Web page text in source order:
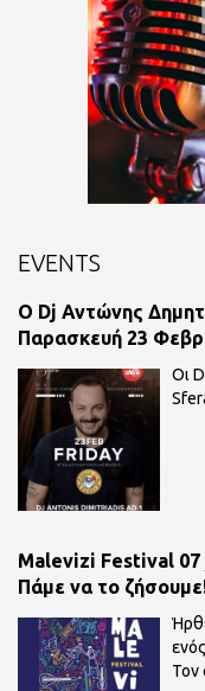
EVENTS
O Dj Αντώνης
Παρασκευή 23
Οι
Malevizi Festival 07
Πάμε να το
Τον